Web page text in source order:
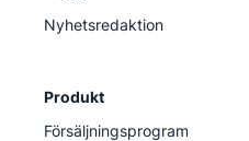
Nyhetsredaktion
Produkt
Försäljningsprogram